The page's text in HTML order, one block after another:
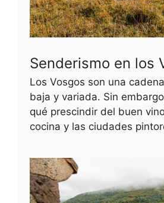
Senderismo en los
Los Vosgos son una
baja y variada. Sin
qué prescindir del buen
cocina y las ciudades